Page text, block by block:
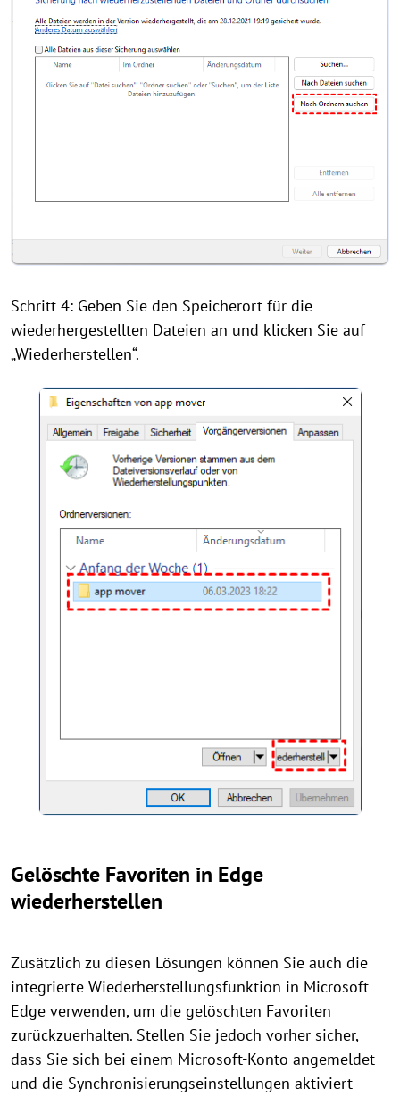
Schritt 4: Geben Sie den Speicherort für die
wiederhergestellten Dateien an und klicken Sie auf
„Wiederherstellen“.
Gelöschte Favoriten in Edge
wiederherstellen
Zusätzlich zu diesen Lösungen können Sie auch die
integrierte Wiederherstellungsfunktion in Microsoft
Edge verwenden, um die gelöschten Favoriten
zurückzuerhalten. Stellen Sie jedoch vorher sicher,
dass Sie sich bei einem Microsoft-Konto angemeldet
und die Synchronisierungseinstellungen aktiviert